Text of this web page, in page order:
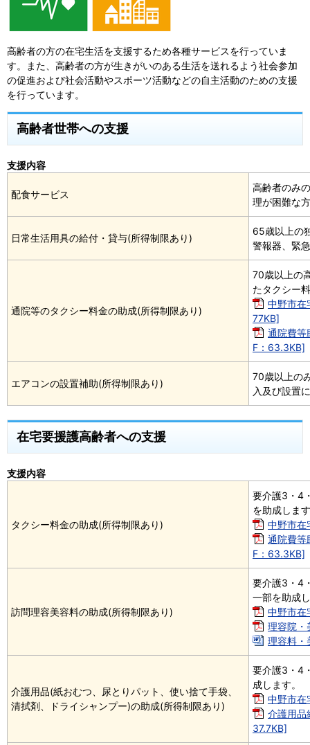
高齢者の方の在宅生活を支援するため各種サービスを行っていま
す。また、高齢者の方が生きがいのある生活を送れるよう社会参加
の促進および社会活動やスポーツ活動などの自主活動のための支援
を行っています。
高齢者世帯への支援
支援内容
配食サービス
高齢者のみ
理が困難な
日常生活用具の給付・貸与(所得制限あり)
65歳以上の
警報器、緊
通院等のタクシー料金の助成(所得制限あり)
70歳以上の
たタクシー
中野市在
77KB]
通院費等
F：63.3KB]
エアコンの設置補助(所得制限あり)
70歳以上の
入及び設置
在宅要援護高齢者への支援
支援内容
タクシー料金の助成(所得制限あり)
要介護3・4
を助成しま
中野市在
通院費等
F：63.3KB]
訪問理容美容料の助成(所得制限あり)
要介護3・4
一部を助成
中野市在
理容院・
理容料・
介護用品(紙おむつ、尿とりパット、使い捨て手袋、
清拭剤、ドライシャンプー)の助成(所得制限あり)
要介護3・4
成します。
中野市在
介護用品
37.7KB]